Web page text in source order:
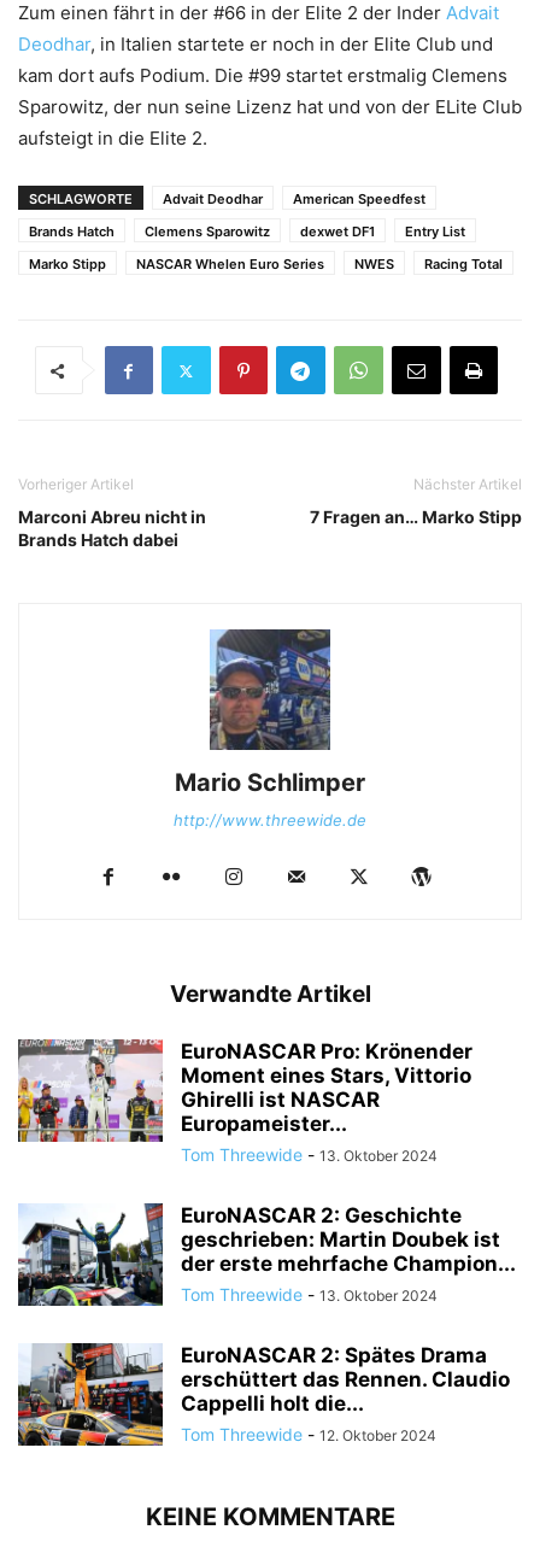
Zum einen fährt in der #66 in der Elite 2 der Inder Advait
Deodhar, in Italien startete er noch in der Elite Club und
kam dort aufs Podium. Die #99 startet erstmalig Clemens
Sparowitz, der nun seine Lizenz hat und von der ELite Club
aufsteigt in die Elite 2.
SCHLAGWORTE Advait Deodhar
American Speedfest
Brands Hatch
Clemens Sparowitz dexwet DF1
Entry List
Marko Stipp
NASCAR Whelen Euro Series NWES Racing Total
Vorheriger Artikel
Marconi Abreu nicht in
Brands Hatch dabei
Nächster Artikel
7 Fragen an… Marko Stipp
Mario Schlimper
http://www.threewide.de
Verwandte Artikel
EuroNASCAR Pro: Krönender
Moment eines Stars, Vittorio
Ghirelli ist NASCAR
Europameister...
Tom Threewide - 13. Oktober 2024
EuroNASCAR 2: Geschichte
geschrieben: Martin Doubek ist
der erste mehrfache Champion...
Tom Threewide - 13. Oktober 2024
EuroNASCAR 2: Spätes Drama
erschüttert das Rennen. Claudio
Cappelli holt die...
Tom Threewide - 12. Oktober 2024
KEINE KOMMENTARE